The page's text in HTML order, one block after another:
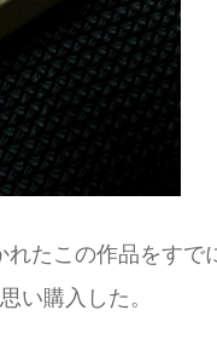
たこの作品をす
い購入した。